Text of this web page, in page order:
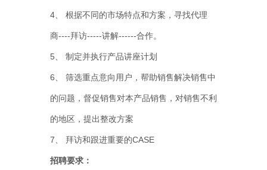
4、 根据不同的市场特点和方案，寻找代理
商----拜访-----讲解------合作。
5、 制定并执行产品讲座计划
6、 筛选重点意向用户，帮助销售解决销售中
的问题，督促销售对本产品销售，对销售不利
的地区，提出整改方案
7、 拜访和跟进重要的CASE
招聘要求：